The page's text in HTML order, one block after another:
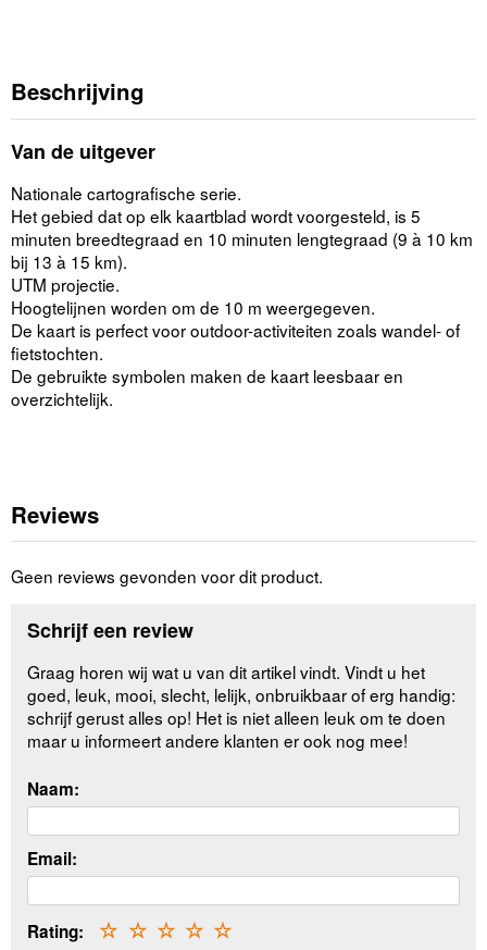
Beschrijving
Van de uitgever
Nationale cartografische serie.
Het gebied dat op elk kaartblad wordt voorgesteld, is 5
minuten breedtegraad en 10 minuten lengtegraad (9 à 10 km
bij 13 à 15 km).
UTM projectie.
Hoogtelijnen worden om de 10 m weergegeven.
De kaart is perfect voor outdoor-activiteiten zoals wandel- of
fietstochten.
De gebruikte symbolen maken de kaart leesbaar en
overzichtelijk.
Reviews
Geen reviews gevonden voor dit product.
Schrijf een review
Graag horen wij wat u van dit artikel vindt. Vindt u het
goed, leuk, mooi, slecht, lelijk, onbruikbaar of erg handig:
schrijf gerust alles op! Het is niet alleen leuk om te doen
maar u informeert andere klanten er ook nog mee!
Naam:
Email:
Rating: ☆
☆
☆
☆
☆